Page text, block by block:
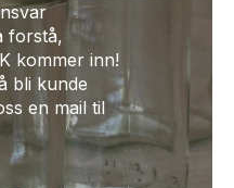
forstå,
kommer inn!
bli kunde
en mail til